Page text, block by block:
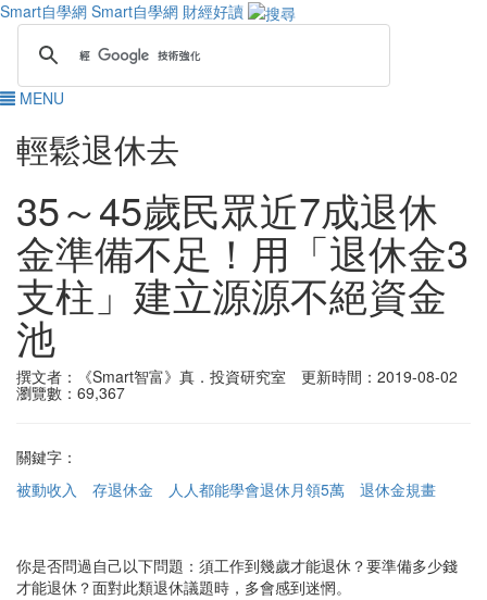
Smart自學網 Smart自學網 財經好讀
MENU
輕鬆退休去
35～45歲民眾近7成退休
金準備不足！用「退休金3
支柱」建立源源不絕資金
池
撰文者：《Smart智富》真．投資研究室 更新時間：2019-08-02
瀏覽數：69,367
關鍵字：
被動收入
存退休金 人人都能學會退休月領5萬 退休金規畫
你是否問過自己以下問題：須工作到幾歲才能退休？要準備多少錢
才能退休？面對此類退休議題時，多會感到迷惘。